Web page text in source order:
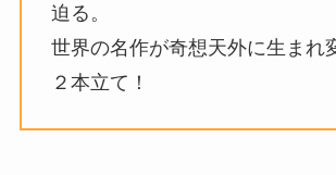
迫る。
世界の名作が奇想天外に生まれ
２本立て！